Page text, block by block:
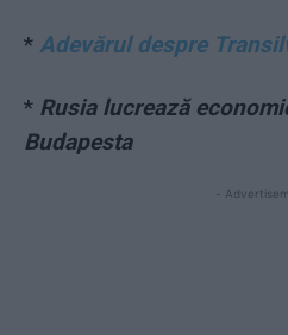
* Adevărul despre
* Rusia lucrează
Budapesta
-